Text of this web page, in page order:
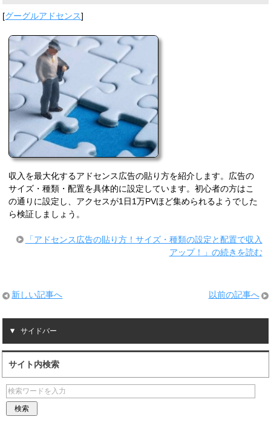
[グーグルアドセンス]
収入を最大化するアドセンス広告の貼り方を紹介します。広告の
サイズ・種類・配置を具体的に設定しています。初心者の方はこ
の通りに設定し、アクセスが1日1万PVほど集められるようでした
ら検証しましょう。
「アドセンス広告の貼り方！サイズ・種類の設定と配置で収入
アップ！」の続きを読む
以前の記事へ
新しい記事へ
サイドバー
サイト内検索